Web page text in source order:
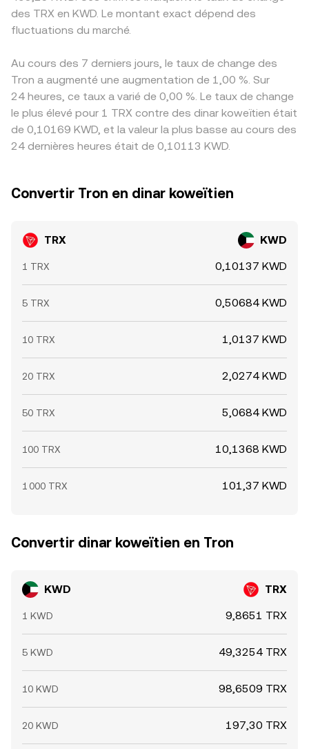
des TRX en KWD. Le montant exact dépend des
fluctuations du marché.
Au cours des 7 derniers jours, le taux de change des
Tron a augmenté une augmentation de 1,00 %. Sur
24 heures, ce taux a varié de 0,00 %. Le taux de change
le plus élevé pour 1 TRX contre des dinar koweïtien était
de 0,10169 KWD, et la valeur la plus basse au cours des
24 dernières heures était de 0,10113 KWD.
Convertir Tron en dinar koweïtien
TRX KWD
1 TRX 0,10137 KWD
5 TRX 0,50684 KWD
10 TRX 1,0137 KWD
20 TRX 2,0274 KWD
50 TRX 5,0684 KWD
100 TRX 10,1368 KWD
1 000 TRX 101,37 KWD
Convertir dinar koweïtien en Tron
KWD TRX
1 KWD 9,8651 TRX
5 KWD 49,3254 TRX
10 KWD 98,6509 TRX
20 KWD 197,30 TRX